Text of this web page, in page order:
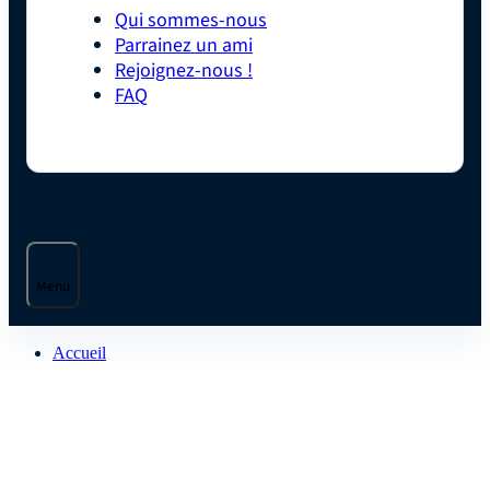
Qui sommes-nous
Parrainez un ami
Rejoignez-nous !
FAQ
Menu
Accueil